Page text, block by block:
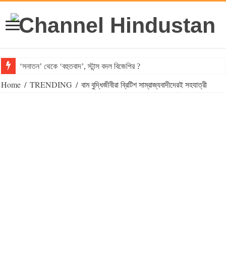
‘সনাতন’ থেকে ‘বহুতবাদ’, স্টান্স বদল বিজেপির ?
Home / TRENDING / বাম বুদ্ধিজীবীরা ব্রিটিশ সাম্রাজ্যবাদীদেরই সহযাত্রী